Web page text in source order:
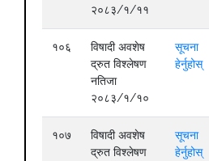
२०८३/१/११
१०६
विषादी अवशेष
द्रुत विश्लेषण
नतिजा
२०८३/१/१०
सूचना
हेर्नुहोस्
१०७
विषादी अवशेष
द्रुत विश्लेषण
सूचना
हेर्नुहोस्